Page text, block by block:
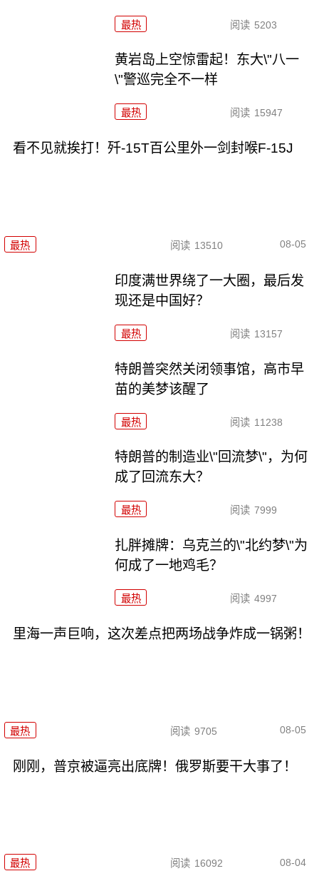
最热 阅读 5203
黄岩岛上空惊雷起！东大\"八一
\"警巡完全不一样
最热 阅读 15947
看不见就挨打！歼-15T百公里外一剑封喉F-15J
最热 阅读 13510 08-05
印度满世界绕了一大圈，最后发
现还是中国好？
最热 阅读 13157
特朗普突然关闭领事馆，高市早
苗的美梦该醒了
最热 阅读 11238
特朗普的制造业\"回流梦\"，为何
成了回流东大？
最热 阅读 7999
扎胖摊牌：乌克兰的\"北约梦\"为
何成了一地鸡毛？
最热 阅读 4997
里海一声巨响，这次差点把两场战争炸成一锅粥！
最热 阅读 9705 08-05
刚刚，普京被逼亮出底牌！俄罗斯要干大事了！
最热 阅读 16092 08-04